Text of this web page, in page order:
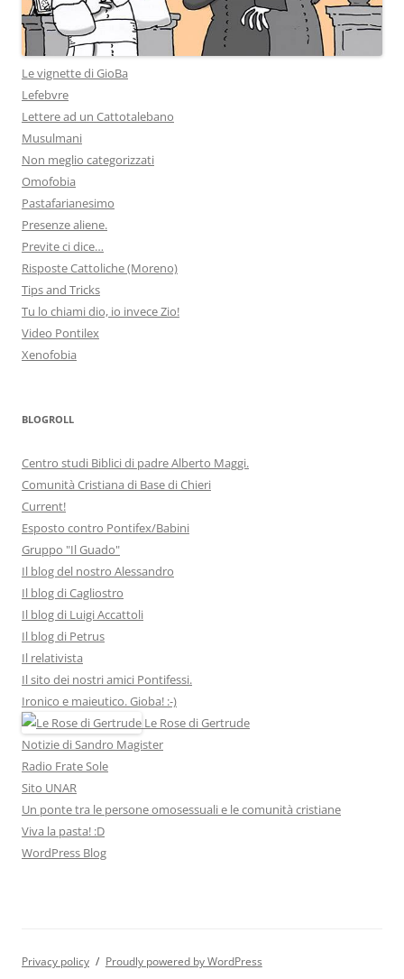
Le vignette di GioBa
Lefebvre
Lettere ad un Cattotalebano
Musulmani
Non meglio categorizzati
Omofobia
Pastafarianesimo
Presenze aliene.
Previte ci dice…
Risposte Cattoliche (Moreno)
Tips and Tricks
Tu lo chiami dio, io invece Zio!
Video Pontilex
Xenofobia
BLOGROLL
Centro studi Biblici di padre Alberto Maggi.
Comunità Cristiana di Base di Chieri
Current!
Esposto contro Pontifex/Babini
Gruppo "Il Guado"
Il blog del nostro Alessandro
Il blog di Cagliostro
Il blog di Luigi Accattoli
Il blog di Petrus
Il relativista
Il sito dei nostri amici Pontifessi.
Ironico e maieutico. Gioba! :-)
Le Rose di Gertrude
Notizie di Sandro Magister
Radio Frate Sole
Sito UNAR
Un ponte tra le persone omosessuali e le comunità cristiane
Viva la pasta! :D
WordPress Blog
Privacy policy Proudly powered by WordPress